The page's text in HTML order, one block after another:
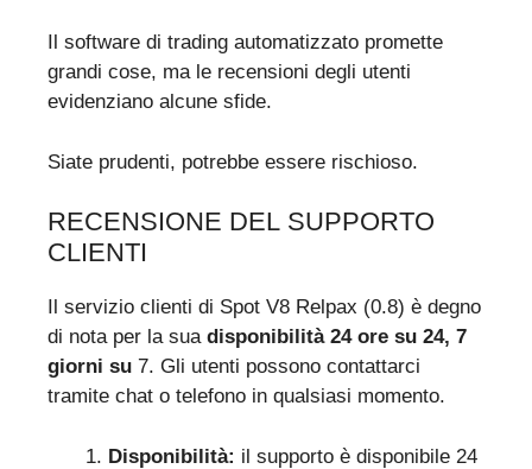
Il software di trading automatizzato promette
grandi cose, ma le recensioni degli utenti
evidenziano alcune sfide.
Siate prudenti, potrebbe essere rischioso.
RECENSIONE DEL SUPPORTO
CLIENTI
Il servizio clienti di Spot V8 Relpax (0.8) è degno
di nota per la sua disponibilità 24 ore su 24, 7
giorni su 7. Gli utenti possono contattarci
tramite chat o telefono in qualsiasi momento.
Disponibilità: il supporto è disponibile 24